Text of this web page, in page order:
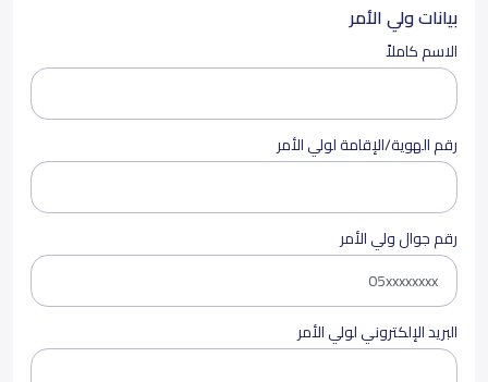
بيانات ولي الأمر
الاسم كاملاً
رقم الهوية/الإقامة لولي الأمر
رقم جوال ولي الأمر
البريد الإلكتروني لولي الأمر